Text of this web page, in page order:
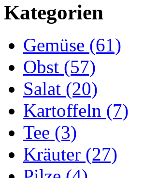
Kategorien
Gemüse (61)
Obst (57)
Salat (20)
Kartoffeln (7)
Tee (3)
Kräuter (27)